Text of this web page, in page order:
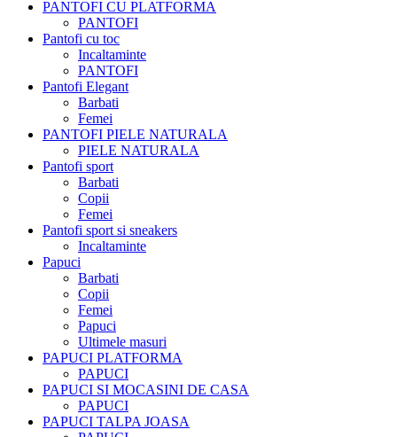
PANTOFI CU PLATFORMA
PANTOFI
Pantofi cu toc
Incaltaminte
PANTOFI
Pantofi Elegant
Barbati
Femei
PANTOFI PIELE NATURALA
PIELE NATURALA
Pantofi sport
Barbati
Copii
Femei
Pantofi sport si sneakers
Incaltaminte
Papuci
Barbati
Copii
Femei
Papuci
Ultimele masuri
PAPUCI PLATFORMA
PAPUCI
PAPUCI SI MOCASINI DE CASA
PAPUCI
PAPUCI TALPA JOASA